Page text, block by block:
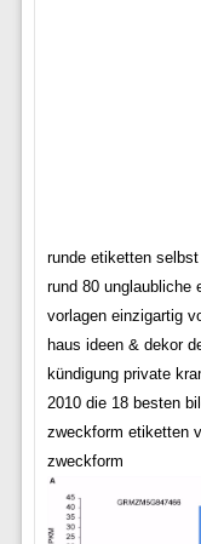
runde etiketten
rund 80 unglaubliche
vorlagen einzigartig
haus ideen & dekor
kündigung private
2010 die 18 besten
zweckform etiketten
zweckform